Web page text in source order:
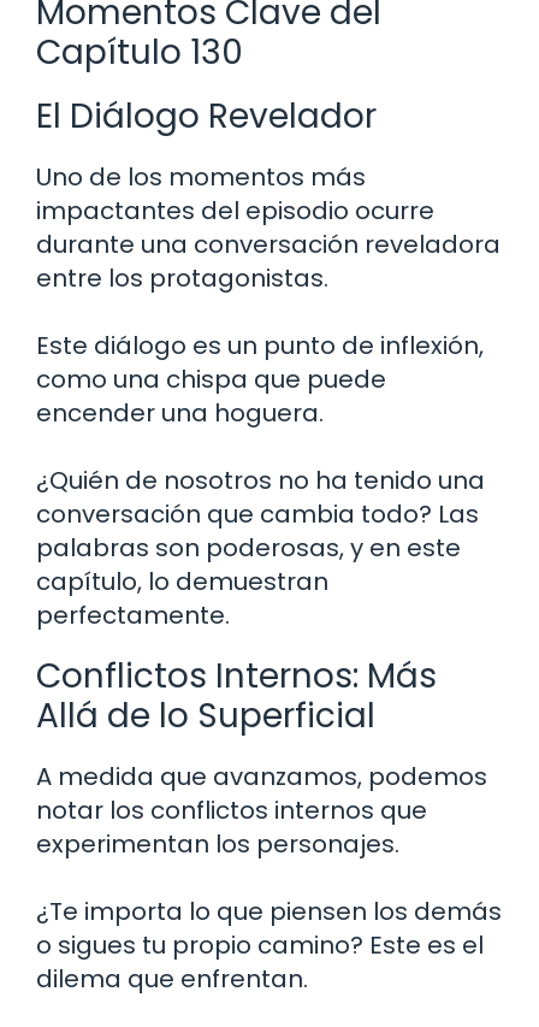
Momentos Clave del
Capítulo 130
El Diálogo Revelador
Uno de los momentos más
impactantes del episodio ocurre
durante una conversación reveladora
entre los protagonistas.
Este diálogo es un punto de inflexión,
como una chispa que puede
encender una hoguera.
¿Quién de nosotros no ha tenido una
conversación que cambia todo? Las
palabras son poderosas, y en este
capítulo, lo demuestran
perfectamente.
Conflictos Internos: Más
Allá de lo Superficial
A medida que avanzamos, podemos
notar los conflictos internos que
experimentan los personajes.
¿Te importa lo que piensen los demás
o sigues tu propio camino? Este es el
dilema que enfrentan.